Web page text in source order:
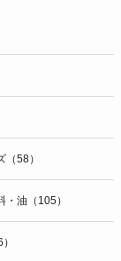
58）
・油（105）